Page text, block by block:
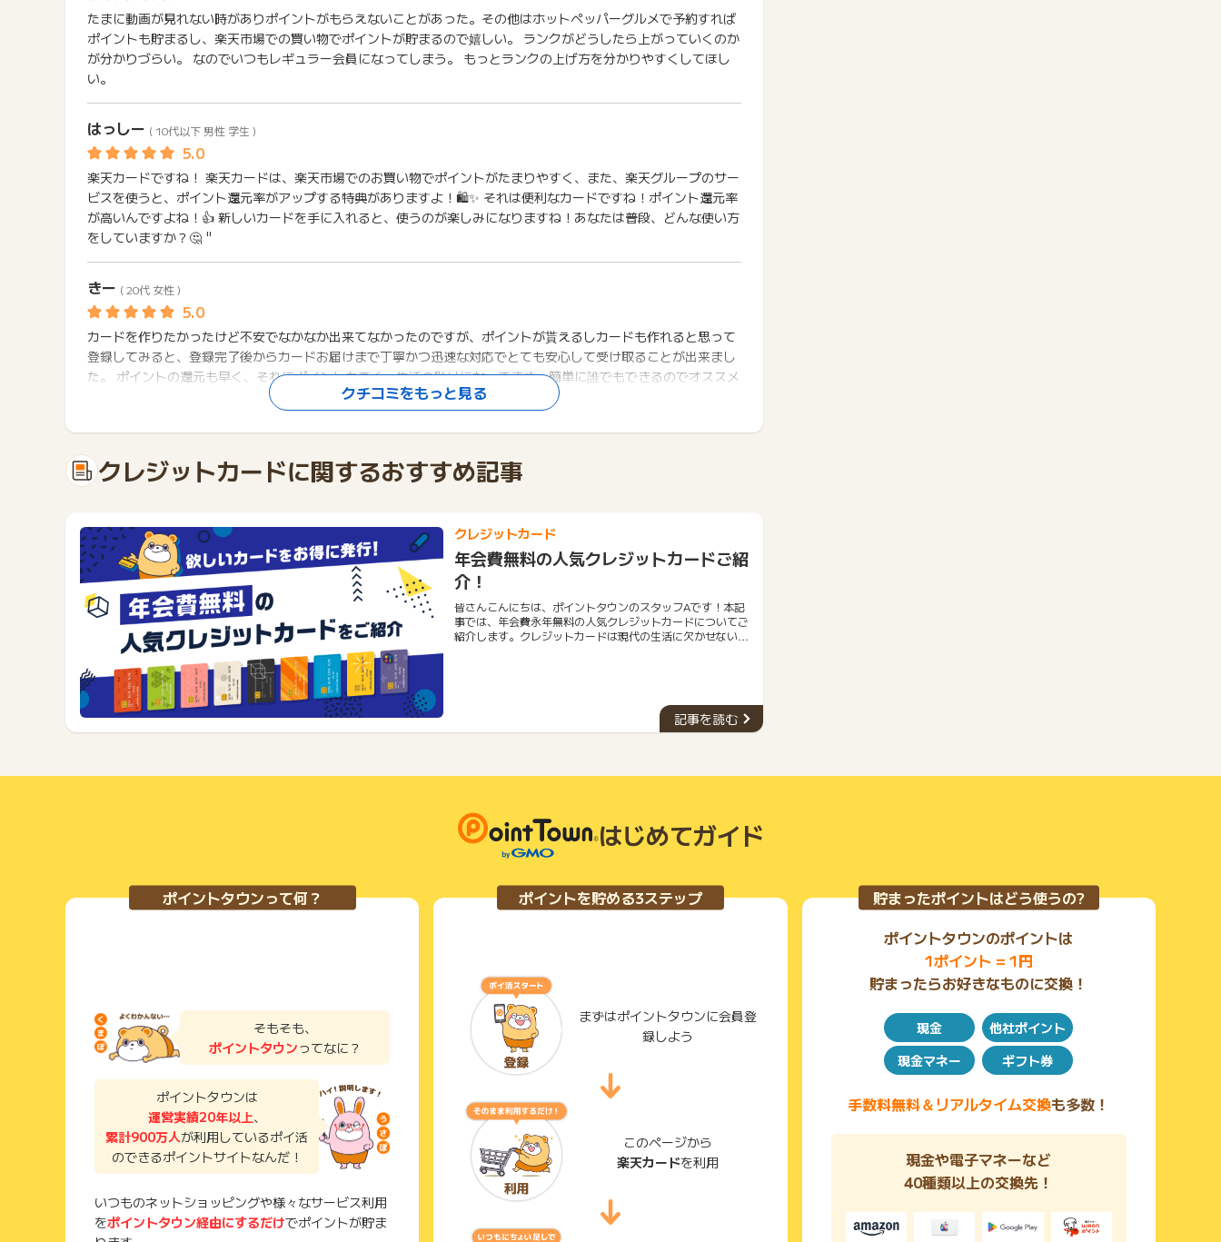
たまに動画が見れない時がありポイントがもらえないことがあった。その他はホットペッパーグルメで予約すれば
ポイントも貯まるし、楽天市場での買い物でポイントが貯まるので嬉しい。 ランクがどうしたら上がっていくのか
が分かりづらい。 なのでいつもレギュラー会員になってしまう。 もっとランクの上げ方を分かりやすくしてほし
い。
はっしー ( 10代以下 男性 学生 )
楽天カードですね！ 楽天カードは、楽天市場でのお買い物でポイントがたまりやすく、また、楽天グループのサー
ビスを使うと、ポイント還元率がアップする特典がありますよ！🛍️✨ それは便利なカードですね！ポイント還元率
が高いんですよね！👍 新しいカードを手に入れると、使うのが楽しみになりますね！あなたは普段、どんな使い方
をしていますか？🤔 "
きー ( 20代 女性 )
カードを作りたかったけど不安でなかなか出来てなかったのですが、ポイントが貰えるしカードも作れると思って
登録してみると、登録完了後からカードお届けまで丁寧かつ迅速な対応でとても安心して受け取ることが出来まし
た。 ポイントの還元も早く、それにポイントも高く、生活の助けになってます。簡単に誰でもできるのでオススメ
ようです。 楽天関連のサイトへの登録で、16倍の利用ポイントが貯まると書かれていますので、是非、16倍で、
ポイントを貯められる、楽天カードを1枚、持っておくのも良いかと思います。
m. ( 30代 女性 主婦 )
キャンペーンも色々やっていて、ネットショッピングでも街のお店でも色々お得に使えるカードです！ 審査が通り
やすく、カードが比較的早く届くところも良いです。 楽天市場のポイント還元率が見直され、複数回にわたる改悪
が続いた為、一時期に比べて使用頻度は減ってしまいましたが、これからも持ち続けていたいカードの1つです。
楽天市場で買い物して、カードを利用すると、ポイント手2000円分もペイバックできるので、利用しています。
あとは加盟店が多いため使いやすく、他のクレジットカードや支払い方法と併用できるので助かります。
せーや ( 50代 男性 自営業 )
控えており、ノーマルカードに戻すか検討中である。 楽天経済圏で生活している人達には大打撃である。 楽天グ
てんま ( 60代以上 男性 )
楽天市場や楽天トラベル、楽天モバイル、楽天ペイ、楽天Edy、楽天銀行、楽天証券など楽天グループのサービス
を利用する方には、楽天ポイントが多くつくので、楽天カードを利用することはとても良いです。 さらに、海外を
利用される方は、楽天ゴールドカードに変更するとさらに、サービスや楽天ポイントが多くついてきます。
ぴかり。
ネットショッピングやホテル宿泊の際は、楽天カードを利用しています。貯まったポイントを 毎月の支払いとき
クチコミをもっと見る
クレジットカードに関するおすすめ記事
クレジットカード
年会費無料の人気クレジットカードご紹
介！
皆さんこんにちは、ポイントタウンのスタッフAです！本記
事では、年会費永年無料の人気クレジットカードについてご
紹介します。クレジットカードは現代の生活に欠かせないツ
ビスを提供しながらも、年会費を一切支払う必要がありませ
ん。ぜひ、自分に合ったカードを見つけて、お得な生活を送
りましょう。
記事を読む
はじめてガイド
ポイントタウンって何？
そもそも、
ポイントタウンってなに？
ポイントタウンは
運営実績20年以上、
累計900万人が利用しているポイ活
のできるポイントサイトなんだ！
いつものネットショッピングや様々なサービス利用
をポイントタウン経由にするだけでポイントが貯ま
ポイントを貯める3ステップ
まずはポイントタウンに会員登
録しよう
このページから
楽天カードを利用
貯まったポイントはどう使うの?
ポイントタウンのポイントは
1ポイント = 1円
貯まったらお好きなものに交換！
現金
他社ポイント
現金マネー
ギフト券
手数料無料＆リアルタイム交換も多数！
現金や電子マネーなど
40種類以上の交換先！